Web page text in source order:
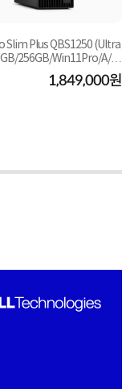
Slim Plus QBS1250 (Ultra
256GB/Win11Pro/A/S
1,849,000원